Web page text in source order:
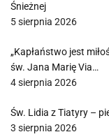
Śnieżnej
5 sierpnia 2026
„Kapłaństwo jest
św. Jana Marię Via…
4 sierpnia 2026
Św. Lidia z Tiatyry –
3 sierpnia 2026